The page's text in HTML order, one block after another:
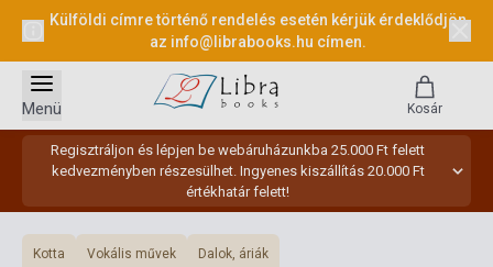
Külföldi címre történő rendelés esetén kérjük érdeklődjön
az info@librabooks.hu címen.
Regisztráljon és lépjen be webáruházunkba 25.000 Ft felett
kedvezményben részesülhet. Ingyenes kiszállítás 20.000 Ft
értékhatár felett!
Menü Kosár
Kotta Vokális művek Dalok, áriák